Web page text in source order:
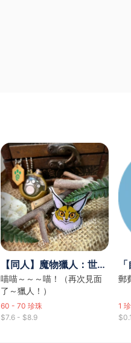
【同人】魔物獵人：世界 - 荒地守護族金屬襟章
喵喵～～～喵！（再次見面
了～獵人！）
60 - 70 珍珠
$7.6 - $8.9
郵
1
$0.1